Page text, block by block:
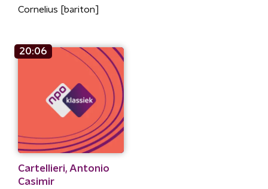
Cornelius [bariton]
20:06
Cartellieri, Antonio
Casimir